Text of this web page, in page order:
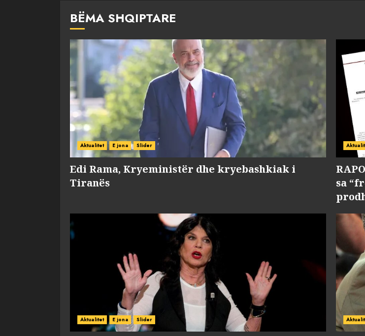
BËMA SHQIPTARE
Aktualitet E jona Slider
Edi Rama, Kryeministër dhe kryebashkiak i
Tiranës
sa
Aktualitet E jona Slider